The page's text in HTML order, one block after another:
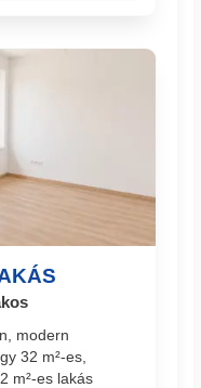
modern
32 m²-es,
m²-es lakás